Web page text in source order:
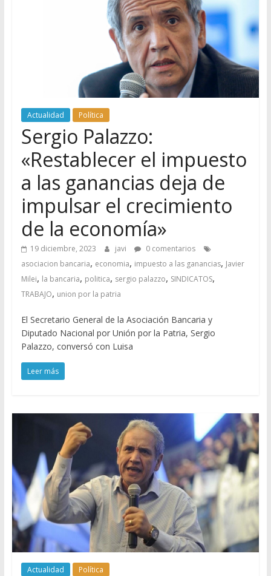
Actualidad Política
Sergio Palazzo:
«Restablecer el impuesto
a las ganancias deja de
impulsar el crecimiento
de la economía»
19 diciembre, 2023 javi
0 comentarios
asociacion bancaria, economia, impuesto a las ganancias, Javier
Milei, la bancaria, politica, sergio palazzo, SINDICATOS,
TRABAJO, union por la patria
El Secretario General de la Asociación Bancaria y
Diputado Nacional por Unión por la Patria, Sergio
Palazzo, conversó con Luisa
Leer más
Actualidad Política